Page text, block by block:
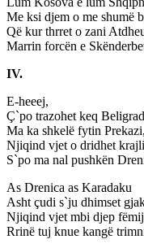
Me ksi djem o me shumë
Që kur thrret o zani
Marrin forcën e
IV.
E-heeej,
Ç`po trazohet keq
Ma ka shkelë fytin Prekazi,
Njiqind vjet o dridhet
S`po ma nal pushkën
As Drenica as Karadaku
Asht çudi s`ju dhimset
Njiqind vjet mbi djep
Rrinë tuj knue kangë